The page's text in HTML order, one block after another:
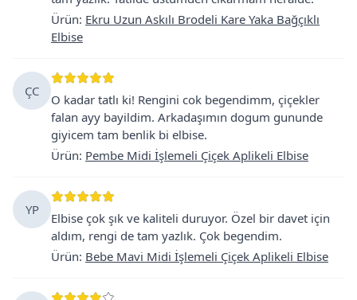
Ürün: Ekru Uzun Askılı Brodeli Kare Yaka Bağçıklı
Elbise
ÇC
O kadar tatlı ki! Rengini cok begendimm, çiçekler
falan ayy bayildim. Arkadaşımın dogum gununde
giyicem tam benlik bi elbise.
Ürün: Pembe Midi İşlemeli Çiçek Aplikeli Elbise
YP
Elbise çok şık ve kaliteli duruyor. Özel bir davet için
aldım, rengi de tam yazlık. Çok begendim.
Ürün: Bebe Mavi Midi İşlemeli Çiçek Aplikeli Elbise